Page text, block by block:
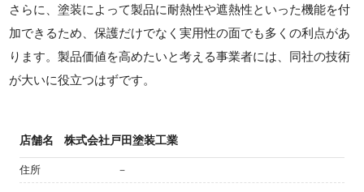
さらに、塗装によって製品に耐熱性や遮熱性といった機能を付
加できるため、保護だけでなく実用性の面でも多くの利点があ
ります。製品価値を高めたいと考える事業者には、同社の技術
が大いに役立つはずです。
店舗名 株式会社戸田塗装工業
住所 －